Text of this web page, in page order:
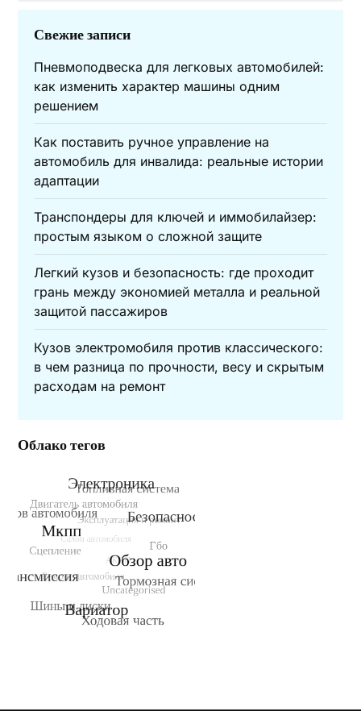
Свежие записи
Пневмоподвеска для легковых автомобилей:
как изменить характер машины одним
решением
Как поставить ручное управление на
автомобиль для инвалида: реальные истории
адаптации
Транспондеры для ключей и иммобилайзер:
простым языком о сложной защите
Легкий кузов и безопасность: где проходит
грань между экономией металла и реальной
защитой пассажиров
Кузов электромобиля против классического:
в чем разница по прочности, весу и скрытым
расходам на ремонт
Облако тегов